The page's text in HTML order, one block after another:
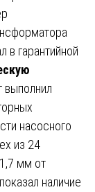
в гарантийной
выполнил
насосного
из 24
мм от
наличие